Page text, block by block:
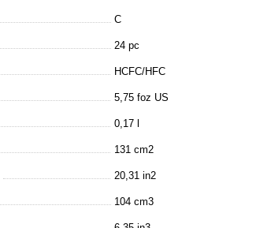
C
24 pc
HCFC/HFC
5,75 foz US
0,17 l
131 cm2
20,31 in2
104 cm3